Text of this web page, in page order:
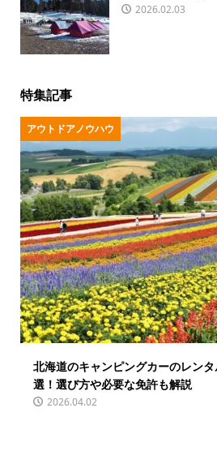
2026.02.03
特集記事
アウトドアノウハウ
北海道のキャンピングカーのレン
選！選び方や必要な免許も解説
2026.04.02